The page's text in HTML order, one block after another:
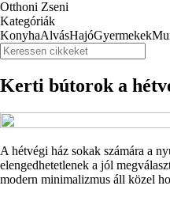
Otthoni Zseni
Kategóriák
KonyhaAlvásHajóGyermekek
Kerti bútorok a
A hétvégi ház sokak számára a
elengedhetetlenek a jól
modern minimalizmus áll közel